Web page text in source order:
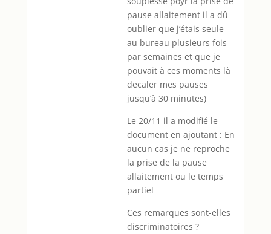
pause allaitement il a dû
oublier que j’étais seule
au bureau plusieurs fois
par semaines et que je
pouvait à ces moments là
decaler mes pauses
jusqu’à 30 minutes)
Le 20/11 il a modifié le
document en ajoutant : En
aucun cas je ne reproche
la prise de la pause
allaitement ou le temps
partiel
Ces remarques sont-elles
discriminatoires ?